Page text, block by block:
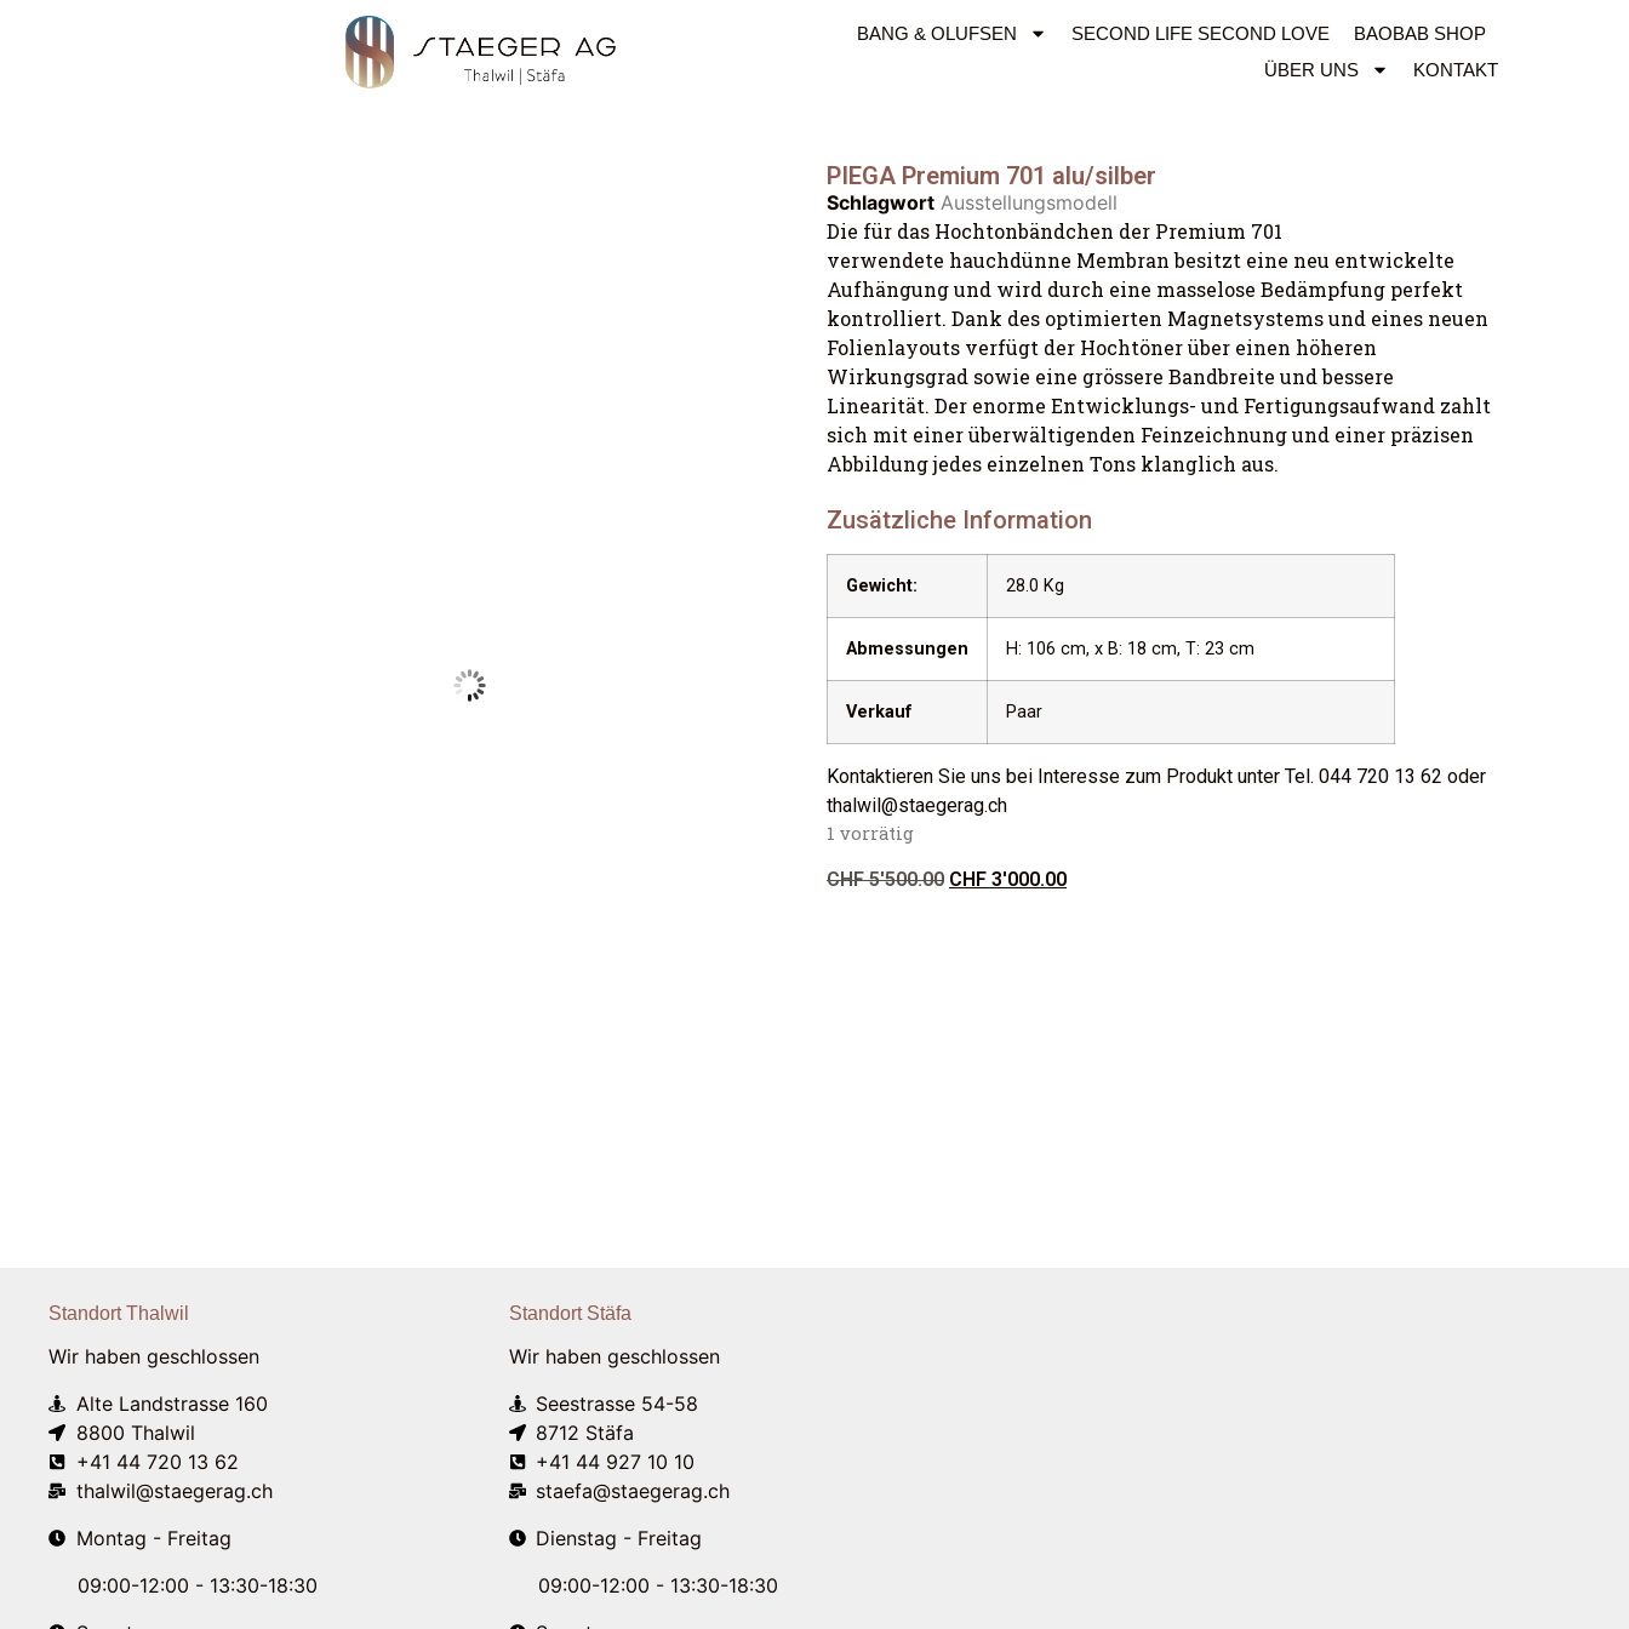
BANG & OLUFSEN SECOND LIFE SECOND LOVE
BAOBAB SHOP
ÜBER UNS
KONTAKT
PIEGA Premium 701 alu/silber
Schlagwort Ausstellungsmodell
Die für das Hochtonbändchen der Premium 701
verwendete hauchdünne Membranbesitzt eine neu entwickelte
Aufhängung und wird durch eine masselose Bedämpfung perfekt
kontrolliert. Dank des optimierten Magnetsystems und eines neuen
Folienlayouts verfügt der Hochtönerüber einen höheren
Wirkungsgrad sowie eine grössere Bandbreite und bessere
Linearität. Der enorme Entwicklungs- und Fertigungsaufwand zahlt
sich mit einer überwältigenden Feinzeichnung und einer präzisen
Abbildung jedes einzelnen Tons klanglich aus.
Zusätzliche Information
Gewicht: 28.0 Kg
Abmessungen H: 106 cm, x B: 18 cm, T: 23 cm
Verkauf Paar
Kontaktieren Sie uns bei Interesse zum Produkt unter Tel. 044 720 13 62 oder
thalwil@staegerag.ch
1 vorrätig
CHF5'500.00 CHF 3'000.00
Standort Thalwil
Wir haben geschlossen
Alte Landstrasse 160
8800 Thalwil
+41 44 720 13 62
thalwil@staegerag.ch
Montag - Freitag
09:00-12:00 - 13:30-18:30
Standort Stäfa
Wir haben geschlossen
Seestrasse 54-58
8712 Stäfa
+41 44 927 10 10
staefa@staegerag.ch
Dienstag - Freitag
09:00-12:00 - 13:30-18:30